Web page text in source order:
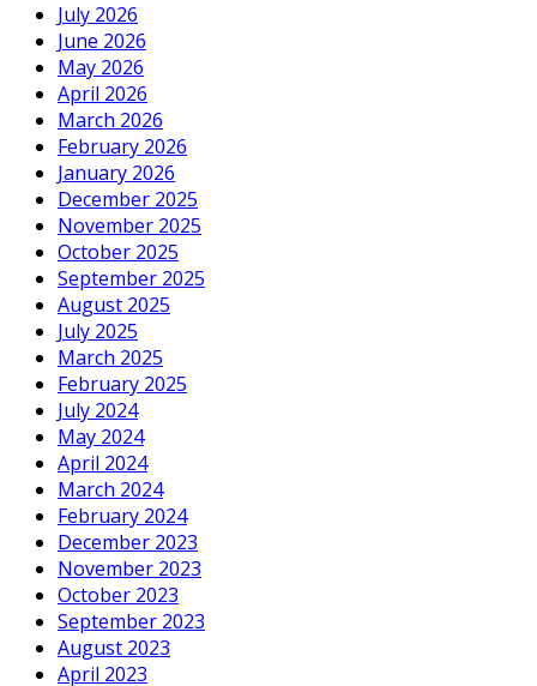
July 2026
June 2026
May 2026
April 2026
March 2026
February 2026
January 2026
December 2025
November 2025
October 2025
September 2025
August 2025
July 2025
March 2025
February 2025
July 2024
May 2024
April 2024
March 2024
February 2024
December 2023
November 2023
October 2023
September 2023
August 2023
April 2023